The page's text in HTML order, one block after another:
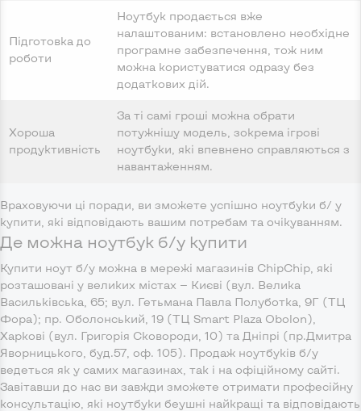
Підготовка до
роботи
Ноутбук продається вже
налаштованим: встановлено необхідне
програмне забезпечення, тож ним
можна користуватися одразу без
додаткових дій.
Хороша
продуктивність
За ті самі гроші можна обрати
потужнішу модель, зокрема ігрові
ноутбуки, які впевнено справляються з
навантаженням.
Враховуючи ці поради, ви зможете успішно ноутбуки б/ у
купити, які відповідають вашим потребам та очікуванням.
Де можна ноутбук б/у купити
Купити ноут б/у можна в мережі магазинів ChipChip, які
розташовані у великих містах — Києві (вул. Велика
Васильківська, 65; вул. Гетьмана Павла Полуботка, 9Г (ТЦ
Фора); пр. Оболонський, 19 (ТЦ Smart Plaza Obolon),
Харкові (вул. Григорія Сковороди, 10) та Дніпрі (пр.Дмитра
Яворницького, буд.57, оф. 105). Продаж ноутбуків б/у
ведеться як у самих магазинах, так і на офіційному сайті.
Завітавши до нас ви завжди зможете отримати професійну
консультацію, які ноутбуки беушні найкращі та відповідають